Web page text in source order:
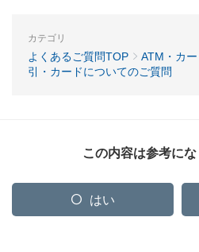
カテゴリ
よくあるご質問TOP ATM・カー
引・カードについてのご質問
この内容は参考に
はい